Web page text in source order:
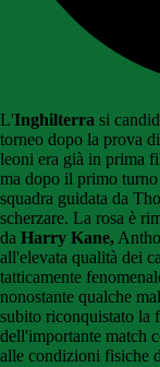
L'Inghilterra si
torneo dopo la prova
leoni era già in prima
ma dopo il primo
squadra guidata da
scherzare. La rosa è
da Harry Kane,
all'elevata qualità dei
tatticamente
nonostante qualche
subito riconquistato la
dell'importante match
alle condizioni fisiche